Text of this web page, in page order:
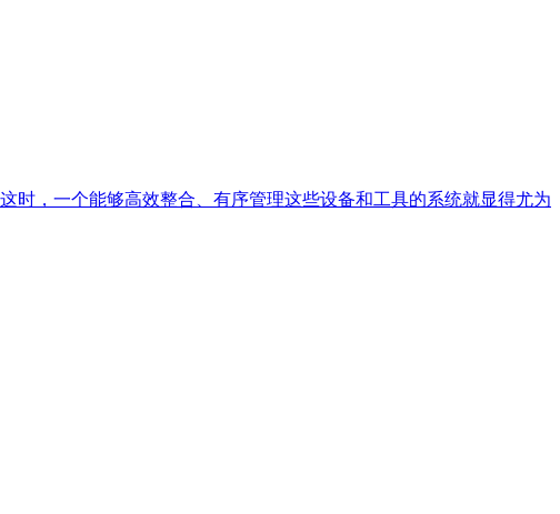
时，一个能够高效整合、有序管理这些设备和工具的系统就显得尤为